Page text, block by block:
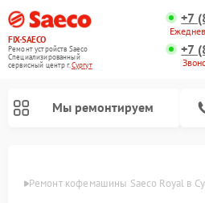
FIX-SAECO
Ремонт устройств Saeco
Специализированный
cервисный центр г.Сургут
+7
+7
Мы ремонтируем
Ремонт кофемашины Saeco Royal в